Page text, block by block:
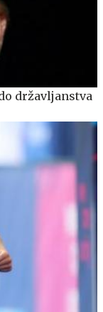
državljanstva